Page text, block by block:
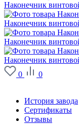
Наконечник
Наконечник
Наконечник
Наконечник
0
0
История завода
Сертификаты
Отзывы